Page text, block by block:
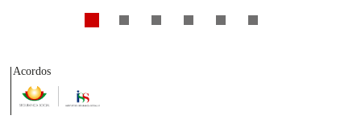
Acordos